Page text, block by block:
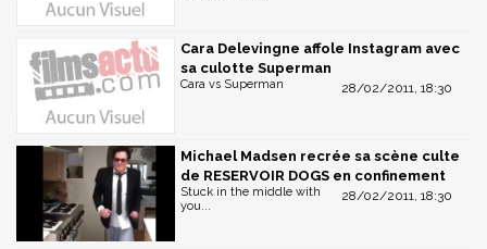
Cara Delevingne affole Instagram avec
sa culotte Superman
28/02/2011, 18:30
Cara vs Superman
Michael Madsen recrée sa scène culte
de RESERVOIR DOGS en confinement
28/02/2011, 18:30
Stuck in the middle with
you...